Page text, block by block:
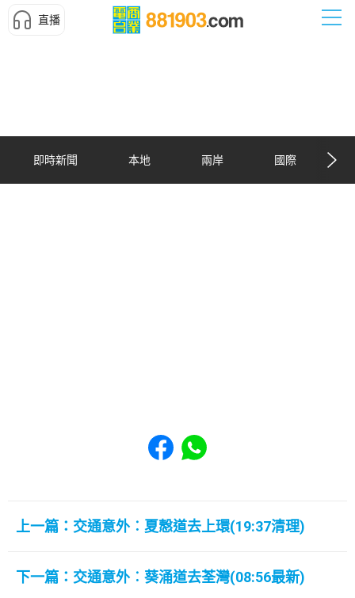
直播
即時新聞 本地 兩岸 國際
Share to Facebook
Share to WhatsApp
上一篇：交通意外︰夏慤道去上環(19:37清理)
下一篇：交通意外︰葵涌道去荃灣(08:56最新)